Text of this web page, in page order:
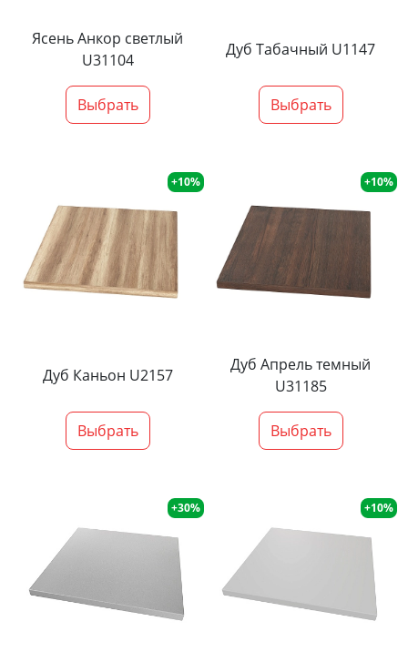
Ясень Анкор светлый
U31104
Выбрать
Дуб Табачный U1147
Выбрать
+10%
Дуб Каньон U2157
Выбрать
+10%
Дуб Апрель темный
U31185
Выбрать
+30% +10%